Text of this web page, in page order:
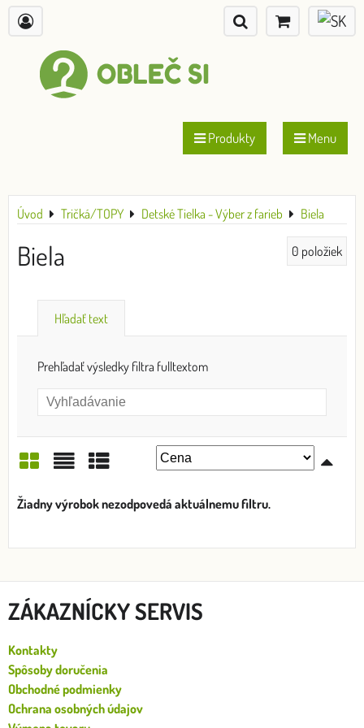
Produkty Menu
Úvod Tričká/TOPY Detské Tielka - Výber z farieb Biela
Biela 0 položiek
Hľadať text
Prehľadať výsledky filtra fulltextom
Mriežka
ZÁKAZNÍCKY SERVIS
Kontakty
Spôsoby doručenia
Obchodné podmienky
Ochrana osobných údajov